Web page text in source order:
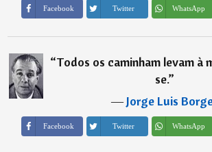
Facebook Twitter WhatsApp
“Todos os caminham levam à
se.”
―Jorge Luis
Facebook Twitter WhatsApp